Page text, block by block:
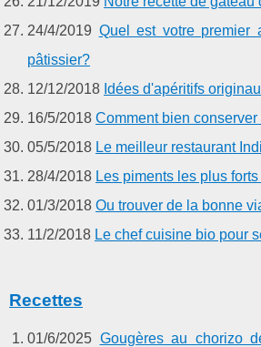
24/4/2019 Quel est votre premier
pâtissier?
12/12/2018 Idées d'apéritifs
16/5/2018 Comment bien
05/5/2018 Le meilleur restaurant
28/4/2018 Les piments les plus
01/3/2018 Ou trouver de la bonne
11/2/2018 Le chef cuisine bio pour
Recettes
01/6/2025 Gougères au chorizo